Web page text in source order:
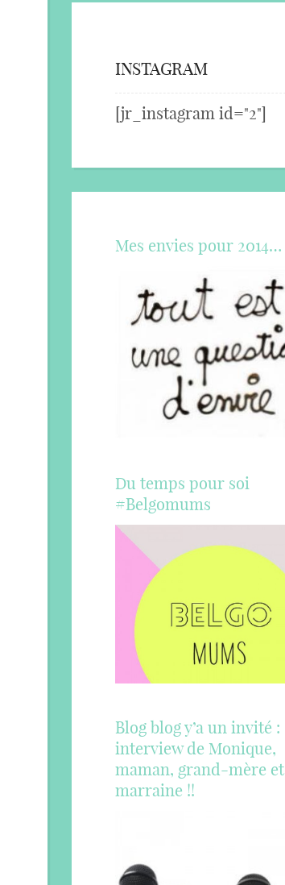
INSTAGRAM
[jr_instagram id="2"]
Mes envies pour 2014…
Du temps pour soi
#Belgomums
Blog blog y’a un invité :
interview de Monique,
maman, grand-mère et
marraine !!